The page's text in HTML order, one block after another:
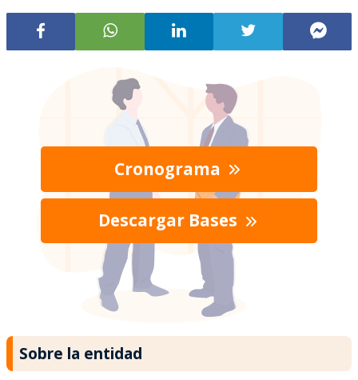
Cronograma
Descargar Bases
Sobre la entidad